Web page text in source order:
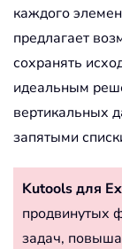
каждого
предлагает
сохранять
идеальным
вертикальных
запятыми
Kutools для
продвинутых
задач,